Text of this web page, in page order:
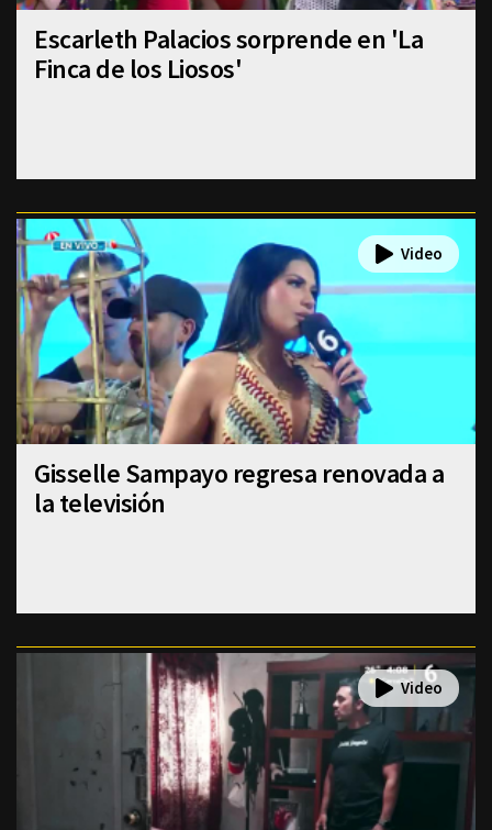
Escarleth Palacios sorprende en 'La
Finca de los Liosos'
Gisselle Sampayo regresa renovada a
la televisión